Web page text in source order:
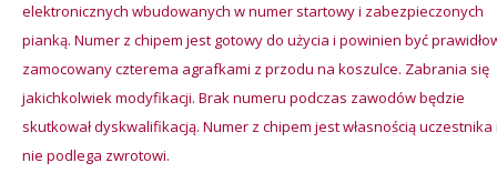
elektronicznych wbudowanych w numer startowy i zabezpieczonych
pianką. Numer z chipem jest gotowy do użycia i powinien być
zamocowany czterema agrafkami z przodu na koszulce. Zabrania się
jakichkolwiek modyfikacji. Brak numeru podczas zawodów będzie
skutkował dyskwalifikacją. Numer z chipem jest własnością uczestnika
nie podlega zwrotowi.